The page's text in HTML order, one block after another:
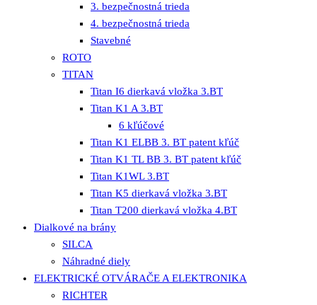
3. bezpečnostná trieda
4. bezpečnostná trieda
Stavebné
ROTO
TITAN
Titan I6 dierkavá vložka 3.BT
Titan K1 A 3.BT
6 kľúčové
Titan K1 ELBB 3. BT patent kľúč
Titan K1 TL BB 3. BT patent kľúč
Titan K1WL 3.BT
Titan K5 dierkavá vložka 3.BT
Titan T200 dierkavá vložka 4.BT
Dialkové na brány
SILCA
Náhradné diely
ELEKTRICKÉ OTVÁRAČE A ELEKTRONIKA
RICHTER